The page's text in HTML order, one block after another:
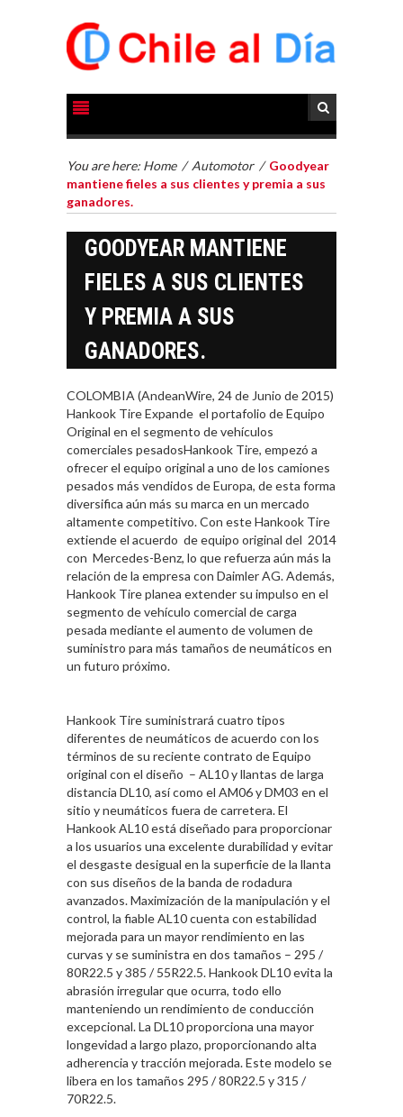
You are here: Home /Automotor / Goodyear
mantiene fieles a sus clientes y premia a sus
ganadores.
GOODYEAR MANTIENE
FIELES A SUS CLIENTES
Y PREMIA A SUS
GANADORES.
COLOMBIA (AndeanWire, 24 de Junio de 2015)
Hankook Tire Expande el portafolio de Equipo
Original en el segmento de vehículos
comerciales pesadosHankook Tire, empezó a
ofrecer el equipo original a uno de los camiones
pesados más vendidos de Europa, de esta forma
diversifica aún más su marca en un mercado
altamente competitivo. Con este Hankook Tire
extiende el acuerdo de equipo original del 2014
con Mercedes-Benz, lo que refuerza aún más la
relación de la empresa con Daimler AG. Además,
Hankook Tire planea extender su impulso en el
segmento de vehículo comercial de carga
pesada mediante el aumento de volumen de
suministro para más tamaños de neumáticos en
un futuro próximo.
Hankook Tire suministrará cuatro tipos
diferentes de neumáticos de acuerdo con los
términos de su reciente contrato de Equipo
original con el diseño – AL10 y llantas de larga
distancia DL10, así como el AM06 y DM03 en el
sitio y neumáticos fuera de carretera. El
Hankook AL10 está diseñado para proporcionar
a los usuarios una excelente durabilidad y evitar
el desgaste desigual en la superficie de la llanta
con sus diseños de la banda de rodadura
avanzados. Maximización de la manipulación y el
control, la fiable AL10 cuenta con estabilidad
mejorada para un mayor rendimiento en las
curvas y se suministra en dos tamaños – 295 /
80R22.5 y 385 / 55R22.5. Hankook DL10 evita la
abrasión irregular que ocurra, todo ello
manteniendo un rendimiento de conducción
excepcional. La DL10 proporciona una mayor
longevidad a largo plazo, proporcionando alta
adherencia y tracción mejorada. Este modelo se
libera en los tamaños 295 / 80R22.5 y 315 /
70R22.5.